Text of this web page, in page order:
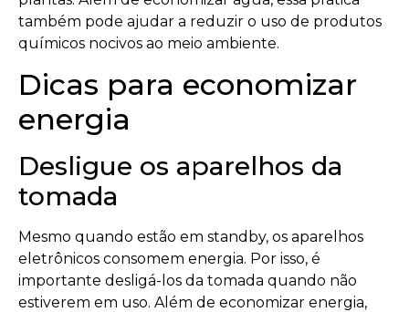
também pode ajudar a reduzir o uso de produtos
químicos nocivos ao meio ambiente.
Dicas para economizar
energia
Desligue os aparelhos da
tomada
Mesmo quando estão em standby, os aparelhos
eletrônicos consomem energia. Por isso, é
importante desligá-los da tomada quando não
estiverem em uso. Além de economizar energia,